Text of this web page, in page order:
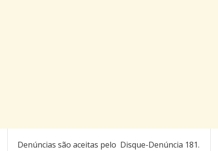
Denúncias são aceitas pelo Disque-Denúncia 181.